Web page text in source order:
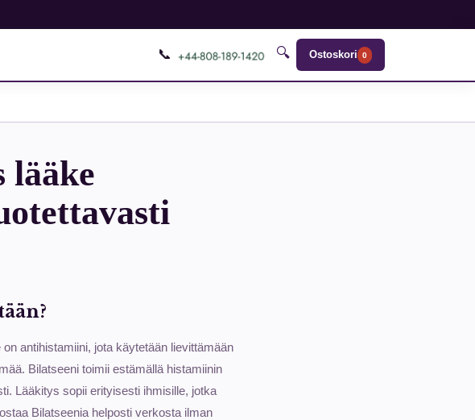
📞 🔍 Ostoskori 0
lääke
antihistamiini, jota käytetään lievittämään
Bilatseeni toimii estämällä histamiinin
Lääkitys sopii erityisesti ihmisille, jotka
Bilatseenia helposti verkosta ilman